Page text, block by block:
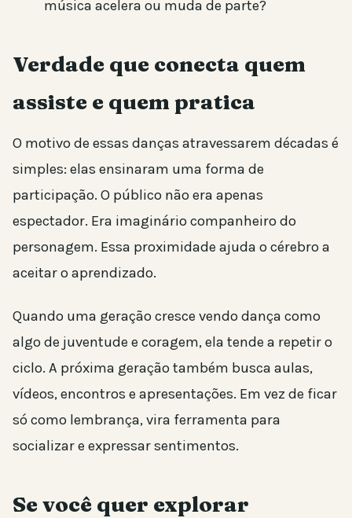
música acelera ou muda de parte?
Verdade que conecta quem
assiste e quem pratica
O motivo de essas danças atravessarem décadas é
simples: elas ensinaram uma forma de
participação. O público não era apenas
espectador. Era imaginário companheiro do
personagem. Essa proximidade ajuda o cérebro a
aceitar o aprendizado.
Quando uma geração cresce vendo dança como
algo de juventude e coragem, ela tende a repetir o
ciclo. A próxima geração também busca aulas,
vídeos, encontros e apresentações. Em vez de ficar
só como lembrança, vira ferramenta para
socializar e expressar sentimentos.
Se você quer explorar